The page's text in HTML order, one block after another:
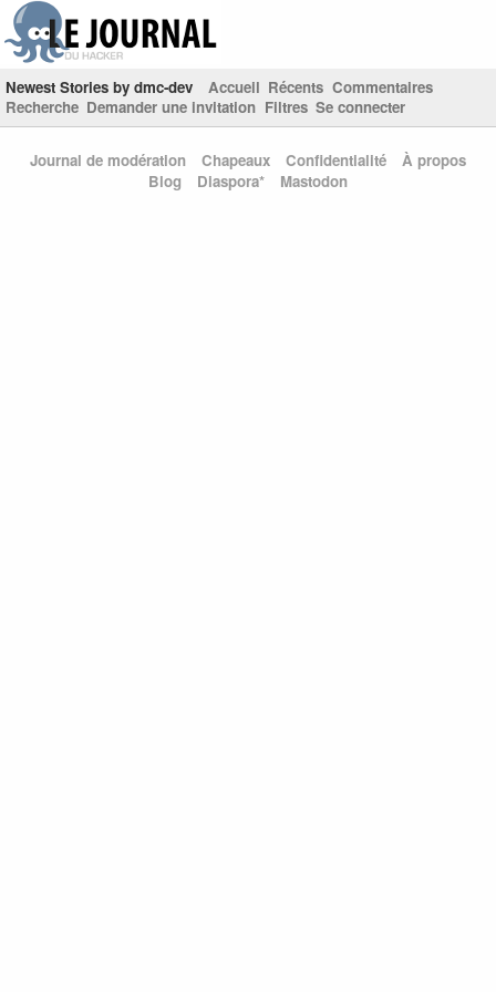
Newest Stories by dmc-dev Accueil Récents Commentaires
Recherche Demander une invitation Filtres Se connecter
Journal de modération Chapeaux Confidentialité
À propos
Blog
Diaspora* Mastodon